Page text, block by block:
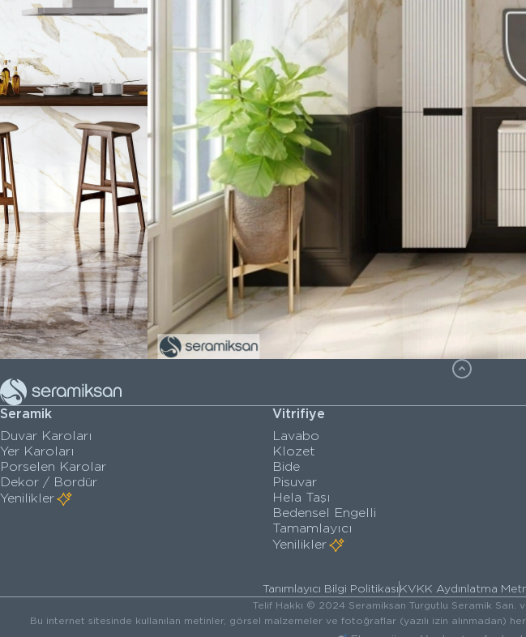
Seramik
Duvar Karoları
Yer Karoları
Porselen Karolar
Dekor / Bordür
Yenilikler
Vitrifiye
Lavabo
Klozet
Bide
Pisuvar
Hela Taşı
Bedensel Engelli
Tamamlayıcı
Yenilikler
Tanımlayıcı Bilgi PolitikasıKVKK Aydınlatma
Telif Hakkı © 2024 Seramiksan Turgutlu Seramik San. ve
Bu internet sitesinde kullanılan metinler, görsel malzemeler ve fotoğraflar (yazılı izin alınmadan)